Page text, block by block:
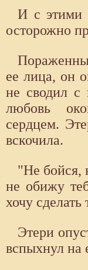
И с этими
осторожно
ее лица, он
не сводил с
любовь
сердцем.
вскочила.
"Не бойся,
не обижу
хочу
Этери
вспыхнул на